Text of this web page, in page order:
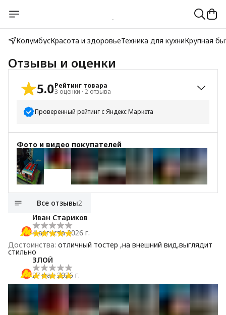
КолумбусКрасота и здоровьеТехника для кухниКрупная
Отзывы и оценки
5.0Рейтинг товара
3 оценки · 2 отзыва
Проверенный рейтинг с Яндекс Маркета
5 звёзд
3
4 звезды
0
3 звезды
2 звезды
1 звезда 0
Фото и видео покупателей
Все отзывы2
Иван Стариков
4 августа 2026 г.
Достоинства: отличный тостер ,на внешний вид,выглядит
стильно
ЗЛОЙ
27 мая 2026 г.